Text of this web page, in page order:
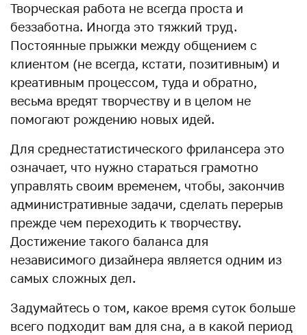
Творческая работа не всегда проста и
беззаботна. Иногда это тяжкий труд.
Постоянные прыжки между общением с
клиентом (не всегда, кстати, позитивным) и
креативным процессом, туда и обратно,
весьма вредят творчеству и в целом не
помогают рождению новых идей.
Для среднестатистического фрилансера это
означает, что нужно стараться грамотно
управлять своим временем, чтобы, закончив
административные задачи, сделать перерыв
прежде чем переходить к творчеству.
Достижение такого баланса для
независимого дизайнера является одним из
самых сложных дел.
Задумайтесь о том, какое время суток больше
всего подходит вам для сна, а в какой период